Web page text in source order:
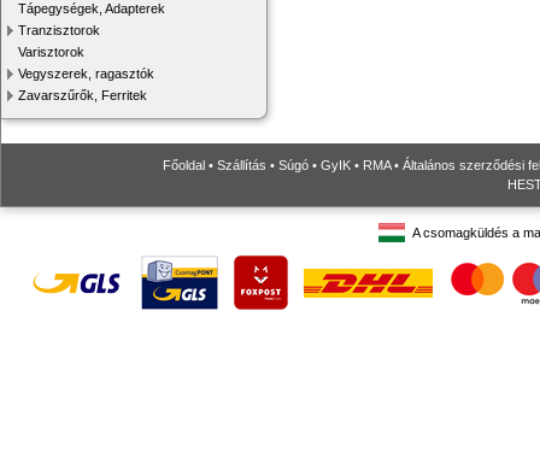
Tápegységek, Adapterek
Tranzisztorok
Varisztorok
Vegyszerek, ragasztók
Zavarszűrők, Ferritek
Főoldal • Szállítás • Súgó • GyIK • RMA• Általános szerződési
A csomagküldés a